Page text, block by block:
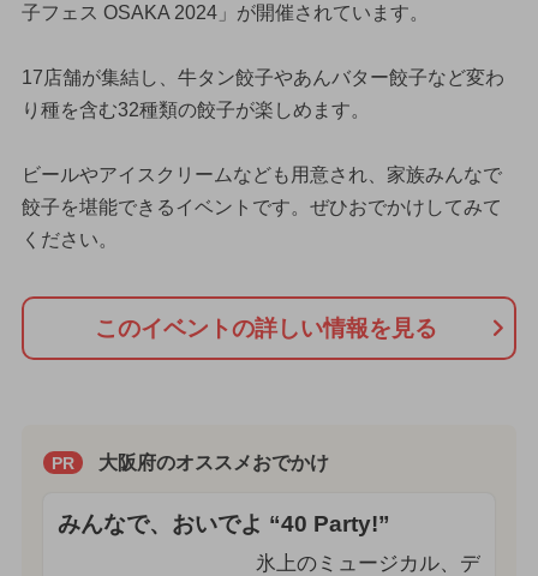
子フェス OSAKA 2024」が開催されています。
17店舗が集結し、牛タン餃子やあんバター餃子など変わ
り種を含む32種類の餃子が楽しめます。
ビールやアイスクリームなども用意され、家族みんなで
餃子を堪能できるイベントです。ぜひおでかけしてみて
ください。
このイベントの詳しい情報を見る
PR 大阪府のオススメおでかけ
みんなで、おいでよ “40 Party!”
氷上のミュージカル、デ